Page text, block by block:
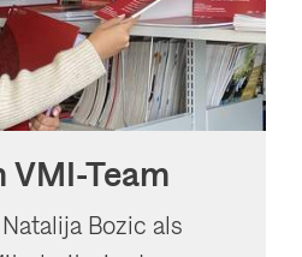
VMI-Team
Bozic als